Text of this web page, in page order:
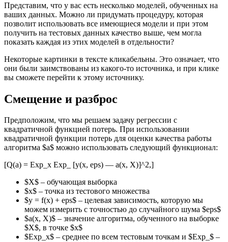
Представим, что у вас есть несколько моделей, обученных на
ваших данных. Можно ли придумать процедуру, которая
позволит использовать все имеющиеся модели и при этом
получить на тестовых данных качество выше, чем могла
показать каждая из этих моделей в отдельности?
Некоторые картинки в тексте кликабельны. Это означает, что
они были заимствованы из какого-то источника, и при клике
вы сможете перейти к этому источнику.
Смещение и разброс
Предположим, что мы решаем задачу регрессии с
квадратичной функцией потерь. При использовании
квадратичной функции потерь для оценки качества работы
алгоритма $a$ можно использовать следующий функционал:
[Q(a) = Exp_x Exp_ [y(x, eps) — a(x, X)]^2,]
$X$ – обучающая выборка
$x$ – точка из тестового множества
$y = f(x) + eps$ – целевая зависимость, которую мы
можем измерить с точностью до случайного шума $eps$
$a(x, X)$ – значение алгоритма, обученного на выборке
$X$, в точке $x$
$Exp_x$ – среднее по всем тестовым точкам и $Exp_$ –